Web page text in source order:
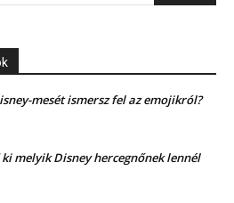
mesét ismersz fel az emojikról?
melyik Disney hercegnőnek lennél